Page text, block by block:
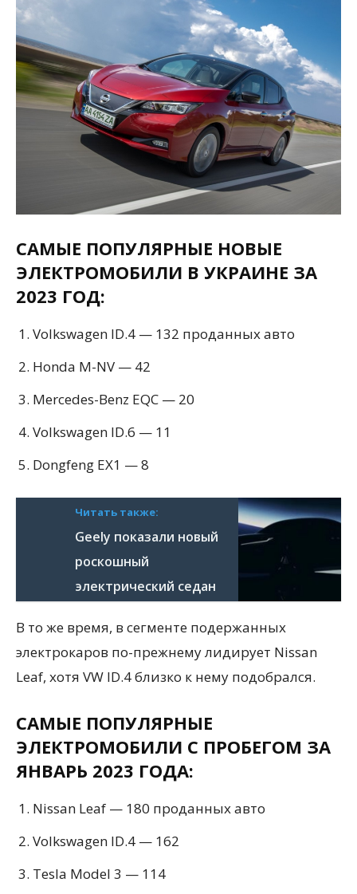
САМЫЕ ПОПУЛЯРНЫЕ НОВЫЕ
ЭЛЕКТРОМОБИЛИ В УКРАИНЕ ЗА
2023 ГОД:
Volkswagen ID.4 — 132 проданных авто
Honda M-NV — 42
Mercedes-Benz EQC — 20
Volkswagen ID.6 — 11
Dongfeng EX1 — 8
Читать также:
Geely показали новый
роскошный
электрический седан
В то же время, в сегменте подержанных
электрокаров по-прежнему лидирует Nissan
Leaf, хотя VW ID.4 близко к нему подобрался.
САМЫЕ ПОПУЛЯРНЫЕ
ЭЛЕКТРОМОБИЛИ С ПРОБЕГОМ ЗА
ЯНВАРЬ 2023 ГОДА:
Nissan Leaf — 180 проданных авто
Volkswagen ID.4 — 162
Tesla Model 3 — 114